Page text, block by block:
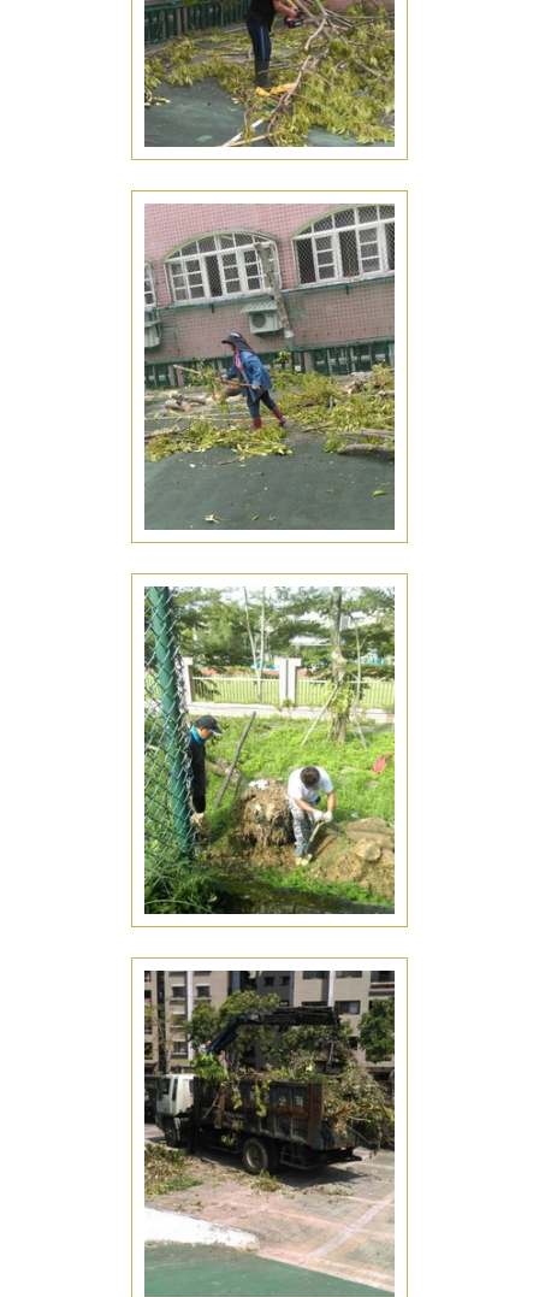
台南仁德區盆栽養護
庭園造景
台南仁德區庭園造景
景觀工程
台南仁德區景觀工程推薦
綠化工程
台南仁德區綠化工程推薦